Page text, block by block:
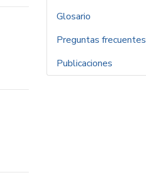
Glosario
Preguntas frecuentes
Publicaciones